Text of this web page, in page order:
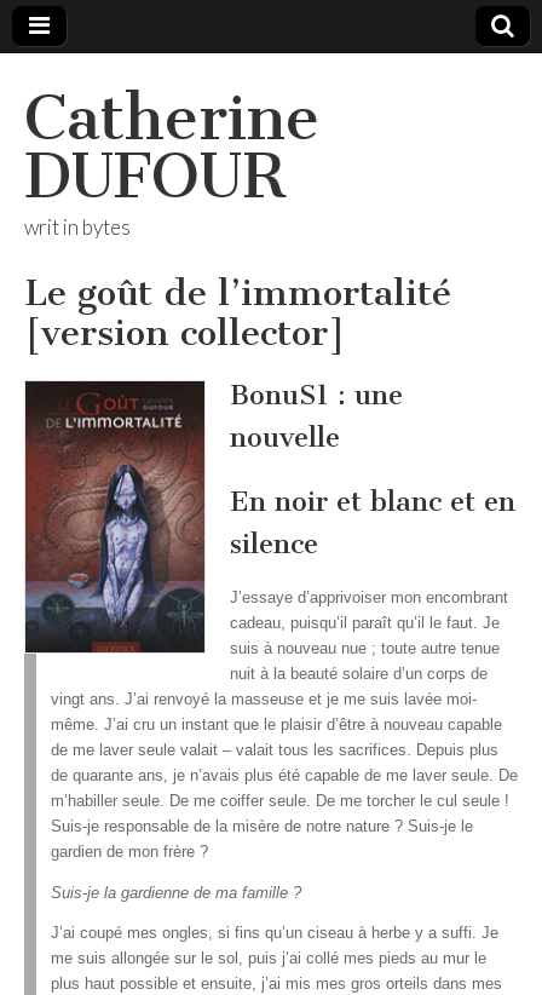
Catherine
DUFOUR
writ in bytes
Le goût de l’immortalité
[version collector]
BonuS1 : une
nouvelle
En noir et blanc et en
silence
J’essaye d’apprivoiser mon encombrant
cadeau, puisqu’il paraît qu’il le faut. Je
suis à nouveau nue ; toute autre tenue
nuit à la beauté solaire d’un corps de
vingt ans. J’ai renvoyé la masseuse et je me suis lavée moi-
même. J’ai cru un instant que le plaisir d’être à nouveau capable
de me laver seule valait – valait tous les sacrifices. Depuis plus
de quarante ans, je n’avais plus été capable de me laver seule. De
m’habiller seule. De me coiffer seule. De me torcher le cul seule !
Suis-je responsable de la misère de notre nature ? Suis-je le
gardien de mon frère ?
Suis-je la gardienne de ma famille ?
J’ai coupé mes ongles, si fins qu’un ciseau à herbe y a suffi. Je
me suis allongée sur le sol, puis j’ai collé mes pieds au mur le
plus haut possible et ensuite, j’ai mis mes gros orteils dans mes